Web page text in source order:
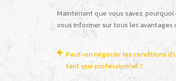
Maintenant que vous savez
vous informer sur tous les
Peut-on négocier les conditions
tant que professionnel ?